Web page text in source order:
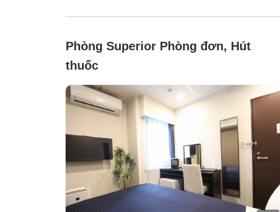
Phòng Superior Phòng đơn, Hút
thuốc